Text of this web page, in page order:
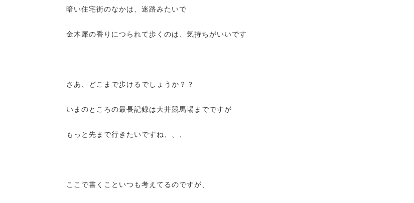
暗い住宅街のなかは、迷路みたいで
金木犀の香りにつられて歩くのは、気持ちがいいです
さあ、どこまで歩けるでしょうか？？
いまのところの最長記録は大井競馬場までですが
もっと先まで行きたいですね、、、
ここで書くこといつも考えてるのですが、